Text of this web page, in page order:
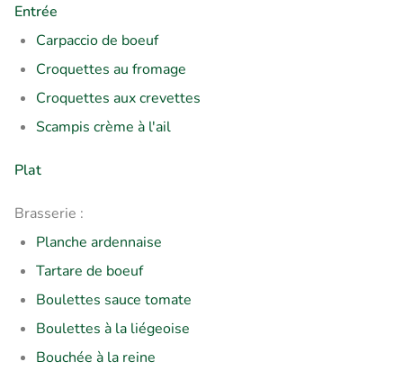
Entrée
Carpaccio de boeuf
Croquettes au fromage
Croquettes aux crevettes
Scampis crème à l'ail
Plat
Brasserie :
Planche ardennaise
Tartare de boeuf
Boulettes sauce tomate
Boulettes à la liégeoise
Bouchée à la reine